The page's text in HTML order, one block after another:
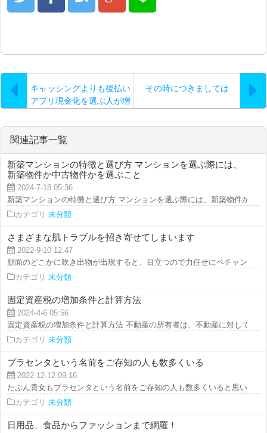
キャッシングよりも後払い
アプリ現金化を選ぶ人が増
その時につきましては
関連記事一覧
新築マンションの特徴と選び方 マンションを選ぶ際には、
新築物件か中古物件かを選ぶこと
2024-7-18 05:36
新築マンションの特徴と選び方 マンションを選ぶ際には、新築物件か中
カテゴリ 未分類
さまざまな肌トラブルを招き寄せてしまいます
2022-9-10 12:47
顔面のどこかに吹き出物が出現すると、目立つので力任せにペチャンコに
カテゴリ 未分類
固定資産税の増加条件と計算方法
2024-4-6 05:56
固定資産税の増加条件と計算方法 不動産の所有者は、不動産に対して定
カテゴリ 未分類
プラセンタという名前をご存知の人も数多くいる
2022-12-12 09:16
たぶん貴女もプラセンタという名前をご存知の人も数多くいると思います
カテゴリ 未分類
日用品、食品からファッションまで網羅！